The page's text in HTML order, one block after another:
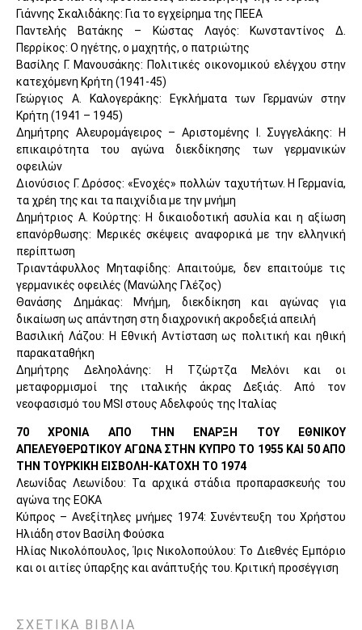
Γιάννης Σκαλιδάκης: Για το εγχείρημα της ΠΕΕΑ
Παντελής Βατάκης – Κώστας Λαγός: Κωνσταντίνος Δ.
Περρίκος: Ο ηγέτης, ο μαχητής, ο πατριώτης
Βασίλης Γ. Μανουσάκης: Πολιτικές οικονομικού ελέγχου στην
κατεχόμενη Κρήτη (1941-45)
Γεώργιος Α. Καλογεράκης: Εγκλήματα των Γερμανών στην
Κρήτη (1941 – 1945)
Δημήτρης Αλευρομάγειρος – Αριστομένης Ι. Συγγελάκης: Η
επικαιρότητα του αγώνα διεκδίκησης των γερμανικών
οφειλών
Διονύσιος Γ. Δρόσος: «Ενοχές» πολλών ταχυτήτων. Η Γερμανία,
τα χρέη της και τα παιχνίδια με την μνήμη
Δημήτριος Α. Κούρτης: Η δικαιοδοτική ασυλία και η αξίωση
επανόρθωσης: Μερικές σκέψεις αναφορικά με την ελληνική
περίπτωση
Τριαντάφυλλος Μηταφίδης: Απαιτούμε, δεν επαιτούμε τις
γερμανικές οφειλές (Μανώλης Γλέζος)
Θανάσης Δημάκας: Μνήμη, διεκδίκηση και αγώνας για
δικαίωση ως απάντηση στη διαχρονική ακροδεξιά απειλή
Βασιλική Λάζου: Η Εθνική Αντίσταση ως πολιτική και ηθική
παρακαταθήκη
Δημήτρης Δεληολάνης: Η Τζώρτζα Μελόνι και οι
μεταφορμισμοί της ιταλικής άκρας Δεξιάς. Από τον
νεοφασισμό του MSI στους Αδελφούς της Ιταλίας
70 ΧΡΟΝΙΑ ΑΠΟ ΤΗΝ ΕΝΑΡΞΗ ΤΟΥ ΕΘΝΙΚΟΥ
ΑΠΕΛΕΥΘΕΡΩΤΙΚΟΥ ΑΓΩΝΑ ΣΤΗΝ ΚΥΠΡΟ ΤΟ 1955 ΚΑΙ 50 ΑΠΟ
ΤΗΝ ΤΟΥΡΚΙΚΗ ΕΙΣΒΟΛΗ-ΚΑΤΟΧΗ ΤΟ 1974
Λεωνίδας Λεωνίδου: Τα αρχικά στάδια προπαρασκευής του
αγώνα της ΕΟΚΑ
Κύπρος – Ανεξίτηλες μνήμες 1974: Συνέντευξη του Χρήστου
Ηλιάδη στον Βασίλη Φούσκα
Ηλίας Νικολόπουλος, Ίρις Νικολοπούλου: Το Διεθνές Εμπόριο
και οι αιτίες ύπαρξης και ανάπτυξής του. Κριτική προσέγγιση
ΣΧΕΤΙΚΑ ΒΙΒΛΙΑ